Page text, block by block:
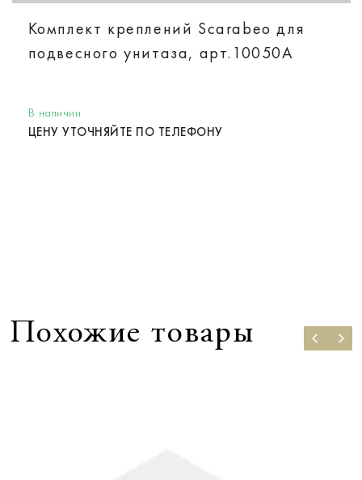
Комплект креплений Scarabeo для
подвесного унитаза, арт.10050A
В наличии
ЦЕНУ УТОЧНЯЙТЕ ПО ТЕЛЕФОНУ
Похожие товары